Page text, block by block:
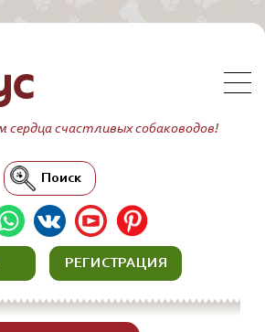
сердца счастливых собаководов!
Поиск
РЕГИСТРАЦИЯ